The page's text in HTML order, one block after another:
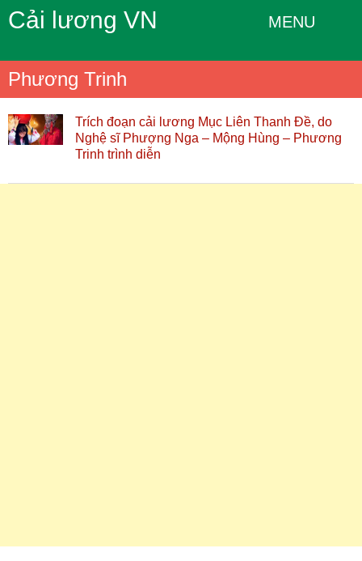
Cải lương VN MENU
Phương Trinh
Trích đoạn cải lương Mục Liên Thanh Đề, do
Nghệ sĩ Phượng Nga – Mộng Hùng – Phương
Trinh trình diễn